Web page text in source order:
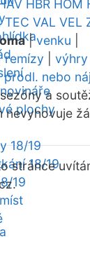
plochy
18/19
18/19
19
HBR HOM
TEC VAL VEL
|venku
remízy
prodl. nebo
a
nevyhovuje
stránce